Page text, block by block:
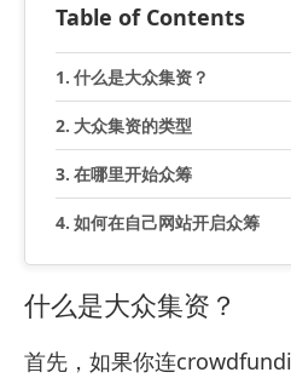
Table of Contents
什么是大众集资？
大众集资的类型
在哪里开始众筹
如何在自己网站开启众筹
什么是大众集资？
首先，如果你连